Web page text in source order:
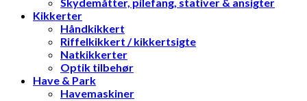
Kikkerter
Håndkikkert
Riffelkikkert / kikkertsigte
Natkikkerter
Optik tilbehør
Have & Park
Havemaskiner